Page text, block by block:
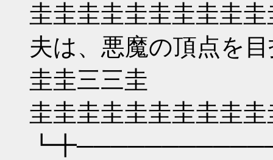
圭圭圭圭圭圭圭圭圭
夫は、悪魔の頂点を
圭圭三三圭
圭圭圭圭圭圭圭圭圭